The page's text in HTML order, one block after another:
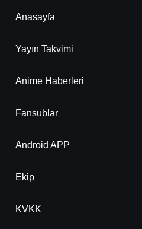
Anasayfa
Yayın Takvimi
Anime Haberleri
Fansublar
Android APP
Ekip
KVKK